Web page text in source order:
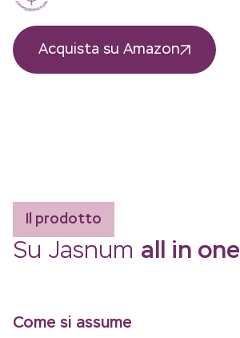
Acquista su Amazon
Il prodotto
Su Jasnum all in one
Come si assume